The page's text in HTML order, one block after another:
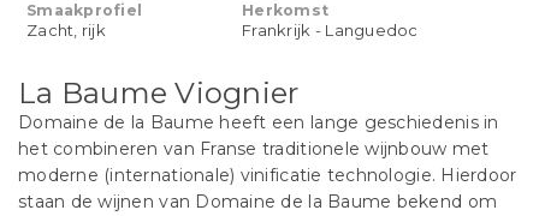
Smaakprofiel
Zacht, rijk
Herkomst
Frankrijk - Languedoc
La Baume Viognier
Domaine de la Baume heeft een lange geschiedenis in
het combineren van Franse traditionele wijnbouw met
moderne (internationale) vinificatie technologie. Hierdoor
staan de wijnen van Domaine de la Baume bekend om